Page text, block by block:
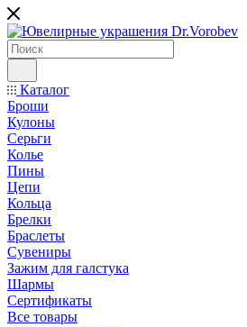
Каталог
Броши
Кулоны
Серьги
Колье
Пины
Цепи
Кольца
Брелки
Браслеты
Сувениры
Зажим для галстука
Шармы
Сертификаты
Все товары